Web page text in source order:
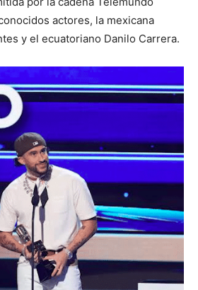
actores, la mexicana
y el ecuatoriano Danilo Carrera.